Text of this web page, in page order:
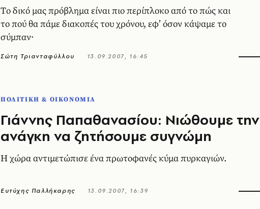
Tο δικό μας πρόβλημα είναι πιο περίπλοκο από το πώς και
το πού θα πάμε διακοπές του χρόνου, εφ’ όσον κάψαμε το
σύμπαν·
Σώτη Τριανταφύλλου 13.09.2007, 16:45
ΠΟΛΙΤΙΚΗ & ΟΙΚΟΝΟΜΙΑ
Γιάννης Παπαθανασίου: Nιώθουμε την
ανάγκη να ζητήσουμε συγνώμη
H χώρα αντιμετώπισε ένα πρωτοφανές κύμα πυρκαγιών.
Ευτύχης Παλλήκαρης 13.09.2007, 16:39